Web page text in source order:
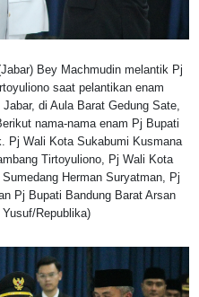
Bey Machmudin melantik Pj
saat pelantikan enam
di Aula Barat Gedung Sate,
nama-nama enam Pj Bupati
Pj Wali Kota Sukabumi Kusmana
Tirtoyuliono, Pj Wali Kota
Herman Suryatman, Pj
Pj Bupati Bandung Barat Arsan
Republika)